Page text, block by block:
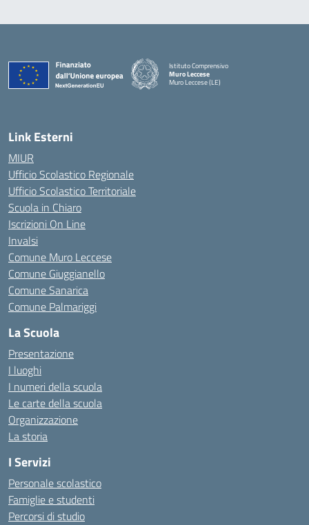
Istituto Comprensivo
Muro Leccese
Muro Leccese (LE)
Link Esterni
MIUR
Ufficio Scolastico Regionale
Ufficio Scolastico Territoriale
Scuola in Chiaro
Iscrizioni On Line
Invalsi
Comune Muro Leccese
Comune Giuggianello
Comune Sanarica
Comune Palmariggi
La Scuola
Presentazione
I luoghi
I numeri della scuola
Le carte della scuola
Organizzazione
La storia
I Servizi
Personale scolastico
Famiglie e studenti
Percorsi di studio